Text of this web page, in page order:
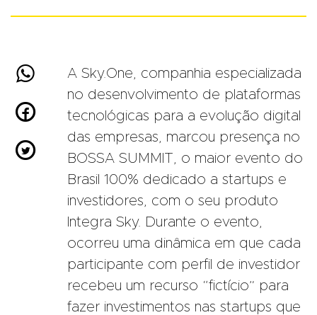



A Sky.One, companhia especializada
no desenvolvimento de plataformas
tecnológicas para a evolução digital
das empresas, marcou presença no
BOSSA SUMMIT, o maior evento do
Brasil 100% dedicado a startups e
investidores, com o seu produto
Integra Sky. Durante o evento,
ocorreu uma dinâmica em que cada
participante com perfil de investidor
recebeu um recurso “fictício” para
fazer investimentos nas startups que